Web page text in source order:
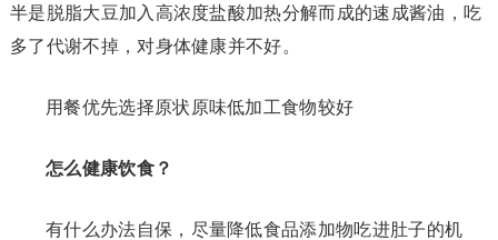
半是脱脂大豆加入高浓度盐酸加热分解而成的速成酱油，吃
多了代谢不掉，对身体健康并不好。
用餐优先选择原状原味低加工食物较好
怎么健康饮食？
有什么办法自保，尽量降低食品添加物吃进肚子的机